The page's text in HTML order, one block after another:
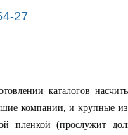
27
каталогов
компании, и крупные
пленкой (прослужит